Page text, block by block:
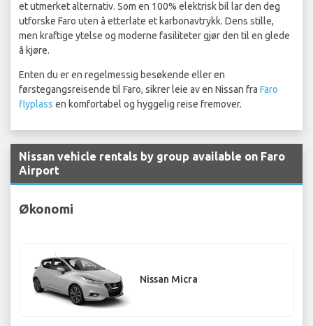
et utmerket alternativ. Som en 100% elektrisk bil lar den deg
utforske Faro uten å etterlate et karbonavtrykk. Dens stille,
men kraftige ytelse og moderne fasiliteter gjør den til en glede
å kjøre.
Enten du er en regelmessig besøkende eller en
førstegangsreisende til Faro, sikrer leie av en Nissan fra Faro
flyplass en komfortabel og hyggelig reise fremover.
Nissan vehicle rentals by group available on Faro
Airport
Økonomi
Nissan Micra